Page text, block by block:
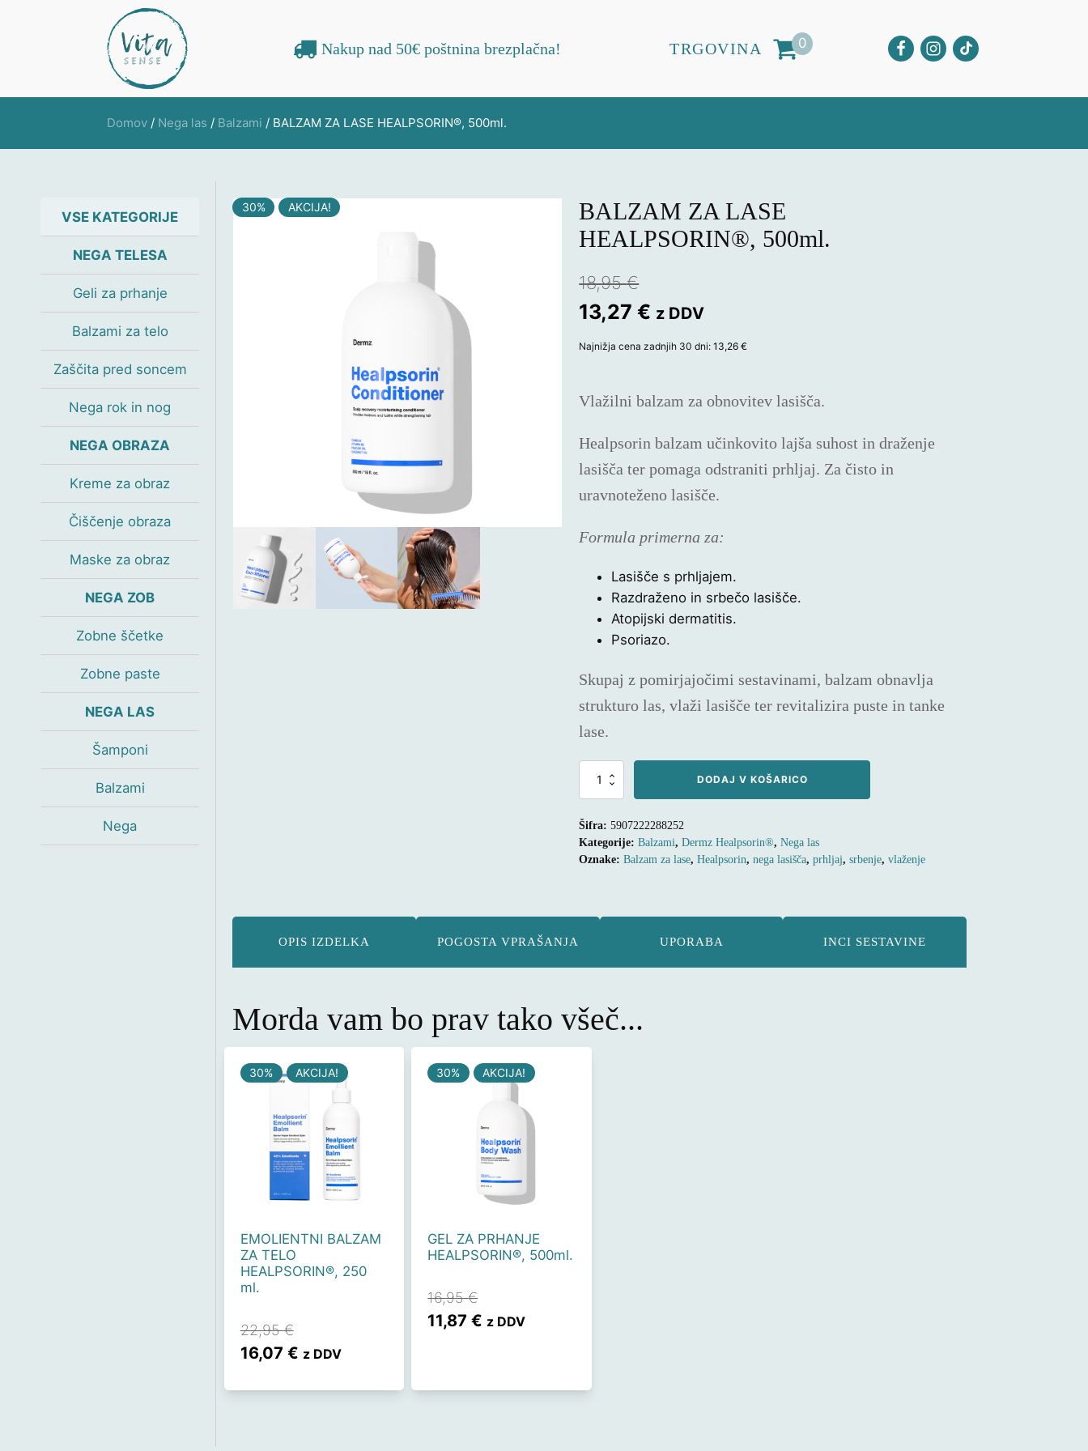
Nakup nad 50€ poštnina brezplačna! TRGOVINA 0
Domov / Nega las / Balzami / BALZAM ZA LASE HEALPSORIN®, 500ml.
VSE KATEGORIJE
NEGA TELESA
Geli za prhanje
Balzami za telo
Zaščita pred soncem
Nega rok in nog
NEGA OBRAZA
Kreme za obraz
Čiščenje obraza
Maske za obraz
NEGA ZOB
Zobne ščetke
Zobne paste
NEGA LAS
Šamponi
Balzami
Nega
30% AKCIJA!
BALZAM ZA LASE
HEALPSORIN®, 500ml.
18,95€
Izvirna
cena
bila:
18,95 €.
13,27€ Trenutna
cena
13,27 €.
z DDV
Najnižja cena zadnjih 30 dni:13,26€
Vlažilni balzam za obnovitev lasišča.
Healpsorin balzam učinkovito lajša suhost in draženje
lasišča ter pomaga odstraniti prhljaj. Za čisto in
uravnoteženo lasišče.
Formula primerna za:
Lasišče s prhljajem.
Razdraženo in srbečo lasišče.
Atopijski dermatitis.
Psoriazo.
Skupaj z pomirjajočimi sestavinami, balzam obnavlja
strukturo las, vlaži lasišče ter revitalizira puste in tanke
lase.
BALZAM
LASE
HEALPSORIN®,
500ml.
količina
DODAJ V KOŠARICO
Šifra:5907222288252
Kategorije:Balzami,Dermz Healpsorin®,Nega las
Oznake:Balzam za lase,Healpsorin,nega lasišča,prhljaj,srbenje,vlaženje
OPIS IZDELKA POGOSTA VPRAŠANJA UPORABA INCI SESTAVINE
Morda vam bo prav tako všeč...
30% AKCIJA!
EMOLIENTNI BALZAM
ZA TELO
HEALPSORIN®, 250
ml.
22,95€
Izvirna
16,07 €Trenutna
z DDV
30% AKCIJA!
GEL ZA PRHANJE
HEALPSORIN®, 500ml.
16,95€
Izvirna
bila:
11,87€ Trenutna
11,87 €.
z DDV